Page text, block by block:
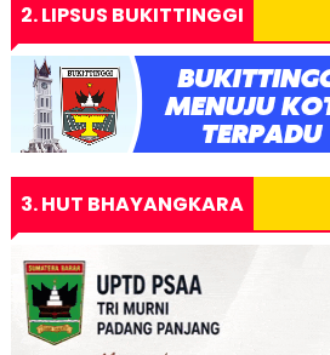
2. LIPSUS BUKITTINGGI
3. HUT BHAYANGKARA